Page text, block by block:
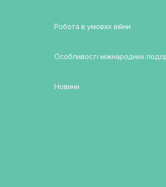
Робота в умовах війни
Особливості міжнародних
Новини